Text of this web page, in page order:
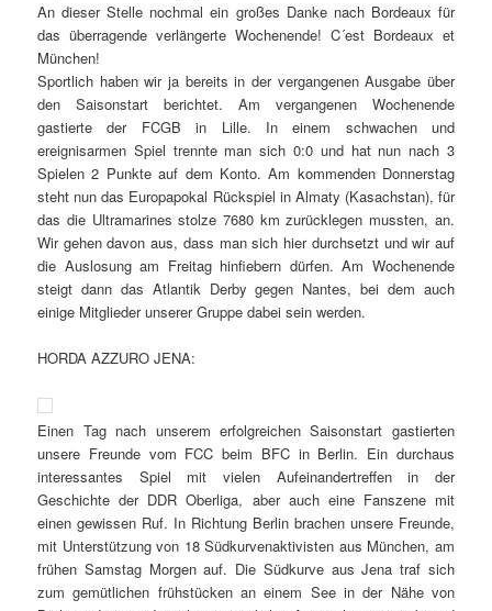
An dieser Stelle nochmal ein großes Danke nach Bordeaux für
das überragende verlängerte Wochenende! C´est Bordeaux et
München!
Sportlich haben wir ja bereits in der vergangenen Ausgabe über
den Saisonstart berichtet. Am vergangenen Wochenende
gastierte der FCGB in Lille. In einem schwachen und
ereignisarmen Spiel trennte man sich 0:0 und hat nun nach 3
Spielen 2 Punkte auf dem Konto. Am kommenden Donnerstag
steht nun das Europapokal Rückspiel in Almaty (Kasachstan), für
das die Ultramarines stolze 7680 km zurücklegen mussten, an.
Wir gehen davon aus, dass man sich hier durchsetzt und wir auf
die Auslosung am Freitag hinfiebern dürfen. Am Wochenende
steigt dann das Atlantik Derby gegen Nantes, bei dem auch
einige Mitglieder unserer Gruppe dabei sein werden.
HORDA AZZURO JENA:
Einen Tag nach unserem erfolgreichen Saisonstart gastierten
unsere Freunde vom FCC beim BFC in Berlin. Ein durchaus
interessantes Spiel mit vielen Aufeinandertreffen in der
Geschichte der DDR Oberliga, aber auch eine Fanszene mit
einen gewissen Ruf. In Richtung Berlin brachen unsere Freunde,
mit Unterstützung von 18 Südkurvenaktivisten aus München, am
frühen Samstag Morgen auf. Die Südkurve aus Jena traf sich
zum gemütlichen frühstücken an einem See in der Nähe von